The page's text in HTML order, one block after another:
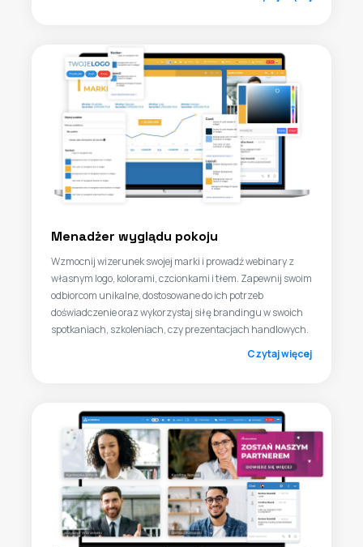
Menadżer wyglądu pokoju
Wzmocnij wizerunek swojej marki i prowadź webinary z
własnym logo, kolorami, czcionkami i tłem. Zapewnij swoim
odbiorcom unikalne, dostosowane do ich potrzeb
doświadczenie oraz wykorzystaj siłę brandingu w swoich
spotkaniach, szkoleniach, czy prezentacjach handlowych.
Czytaj więcej